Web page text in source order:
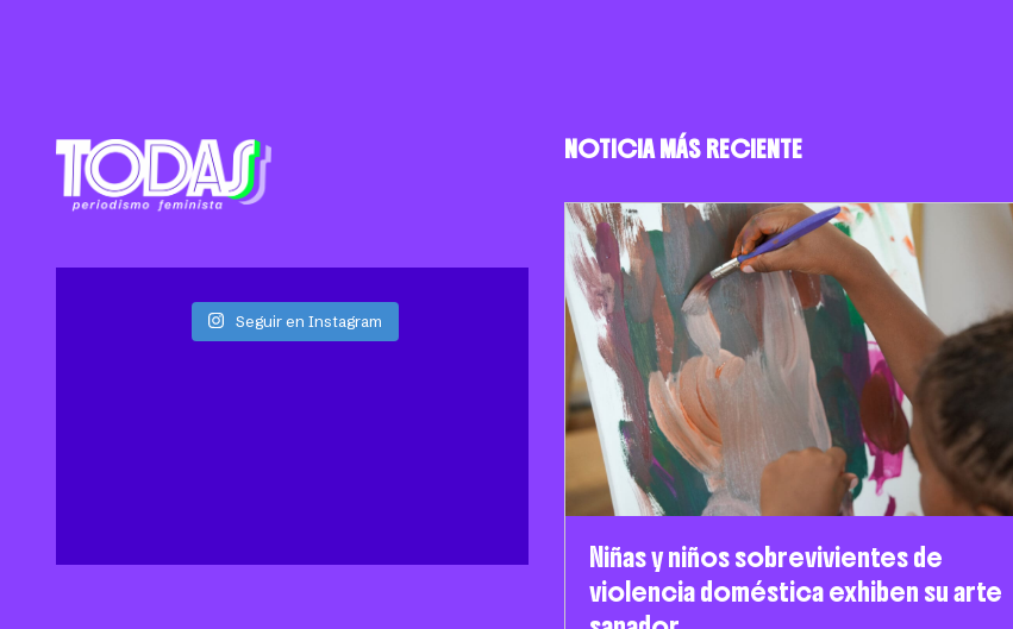
Seguir en Instagram
NOTICIA MÁS RECIENTE
Niñas y niños sobrevivientes de
violencia doméstica exhiben su arte